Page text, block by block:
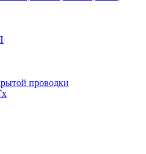
проводки